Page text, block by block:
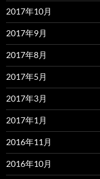
2017年10月
2017年9月
2017年8月
2017年5月
2017年3月
2017年1月
2016年11月
2016年10月